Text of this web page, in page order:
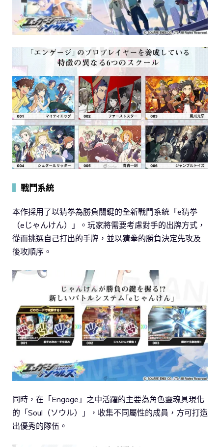
戰鬥系統
本作採用了以猜拳為勝負關鍵的全新戰鬥系統「e猜拳
（eじゃんけん）」。玩家將需要考慮對手的出牌方式，
從而挑選自己打出的手牌，並以猜拳的勝負決定先攻及
後攻順序。
同時，在「Engage」之中活躍的主要為角色靈魂具現化
的「Soul（ソウル）」，收集不同屬性的成員，方可打造
出優秀的隊伍。